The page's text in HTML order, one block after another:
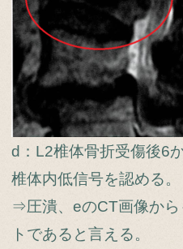
d：L2椎体骨折受傷後6
椎体内低信号を認める。
⇒圧潰、eのCT画像から
トであると言える。